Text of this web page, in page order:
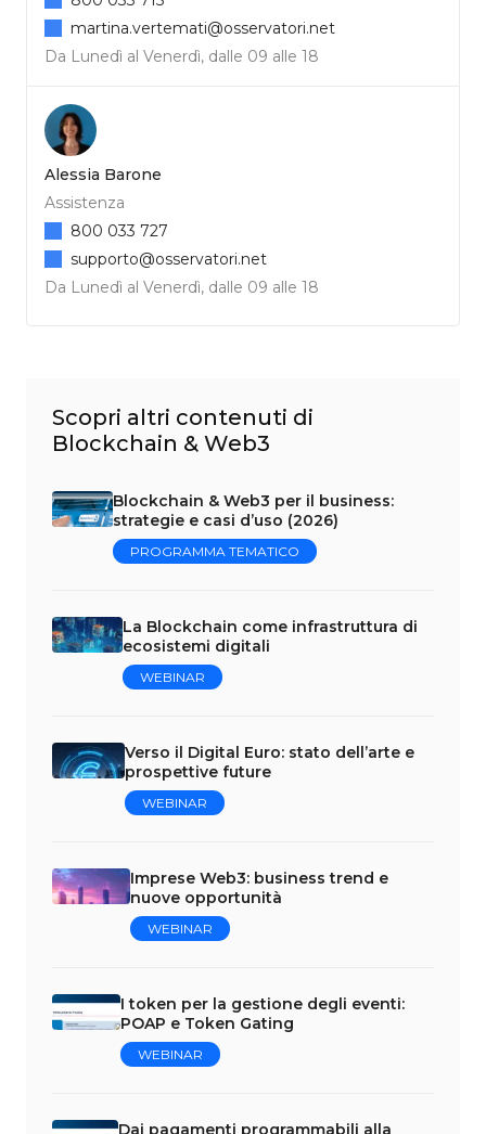
Da Lunedì al Venerdì, dalle 09 alle 18
martina.vertemati@osservatori.net
Alessia Barone
Assistenza
Da Lunedì al Venerdì, dalle 09 alle 18
800 033 727
supporto@osservatori.net
Scopri altri contenuti di
Blockchain & Web3
Blockchain & Web3 per il business:
strategie e casi d’uso (2026)
PROGRAMMA TEMATICO
La Blockchain come infrastruttura di
ecosistemi digitali
WEBINAR
Verso il Digital Euro: stato dell’arte e
prospettive future
WEBINAR
Imprese Web3: business trend e
nuove opportunità
WEBINAR
I token per la gestione degli eventi:
POAP e Token Gating
WEBINAR
Dai pagamenti programmabili alla